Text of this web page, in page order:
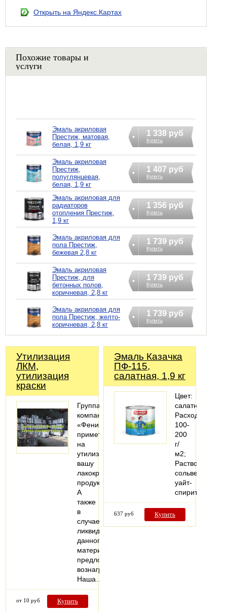
Открыть на Яндекс.Картах
Похожие товары и
услуги
Эмаль акриловая
Престиж, матовая,
белая, 1,9 кг
1 338 руб
Купить
Эмаль акриловая
Престиж,
полуглянцевая,
белая, 1,9 кг
1 407 руб
Купить
Эмаль акриловая для
радиаторов
отопления Престиж,
1,9 кг
1 356 руб
Купить
Эмаль акриловая для
пола Престиж,
бежевая 2,8 кг
1 739 руб
Купить
Эмаль акриловая
Престиж, для
бетонных полов,
коричневая, 2,8 кг
1 739 руб
Купить
Эмаль акриловая для
пола Престиж, желто-
коричневая, 2,8 кг
1 739 руб
Купить
Утилизация
ЛКМ,
утилизация
краски
Группа
компаний
«Феникс»
примет
на
утилизацию
вашу
лакокрасочную
продукцию.
А
также
в
случае
ликвидности
данного
материала
предложит
вознаграждение.
Наша…
от 10 руб Купить
Эмаль Казачка
ПФ-115,
салатная, 1,9 кг
Цвет:
салатный;
Расход:
100-
200
г/
м2;
Растворитель:
сольвент,
уайт-
спирит;
637 руб Купить